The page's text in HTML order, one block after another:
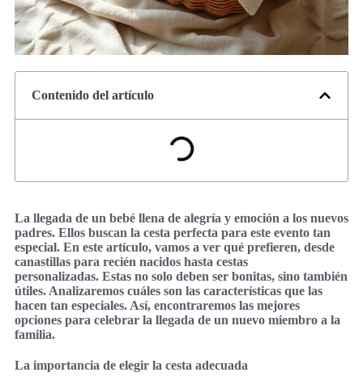
Contenido del artículo
La llegada de un bebé llena de alegría y emoción a los nuevos
padres. Ellos buscan la cesta perfecta para este evento tan
especial. En este artículo, vamos a ver qué prefieren, desde
canastillas para recién nacidos hasta cestas
personalizadas. Estas no solo deben ser bonitas, sino también
útiles. Analizaremos cuáles son las características que las
hacen tan especiales. Así, encontraremos las mejores
opciones para celebrar la llegada de un nuevo miembro a la
familia.
La importancia de elegir la cesta adecuada